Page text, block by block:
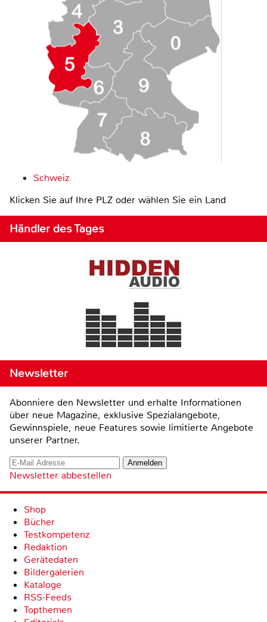
Schweiz
Klicken Sie auf Ihre PLZ oder wählen Sie ein Land
Händler des Tages
Newsletter
Abonniere den Newsletter und erhalte Informationen
über neue Magazine, exklusive Spezialangebote,
Gewinnspiele, neue Features sowie limitierte Angebote
unserer Partner.
Newsletter abbestellen
Shop
Bücher
Testkompetenz
Redaktion
Gerätedaten
Bildergalerien
Kataloge
RSS-Feeds
Topthemen